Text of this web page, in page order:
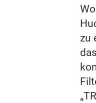
zu